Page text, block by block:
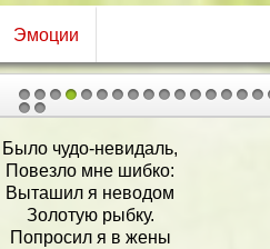
Эмоции
1 2
2021
Было чудо-невидаль,
Повезло мне шибко:
Выташил я неводом
Золотую рыбку.
Попросил я в жены